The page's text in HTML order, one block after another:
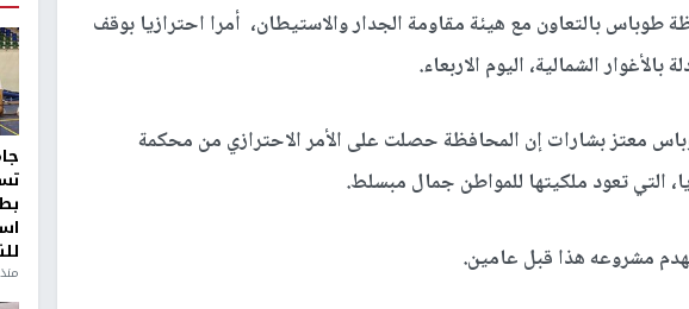
طوباس بالتعاون مع هيئة مقاومة الجدار والاستيطان، أمرا احترازيا بوقف
الشمالية، اليوم الاربعاء.
معتز بشارات إن المحافظة حصلت على الأمر الاحترازي من محكمة
التي تعود ملكيتها للمواطن جمال مبسلط.
مشروعه هذا قبل عامين. منذ 48